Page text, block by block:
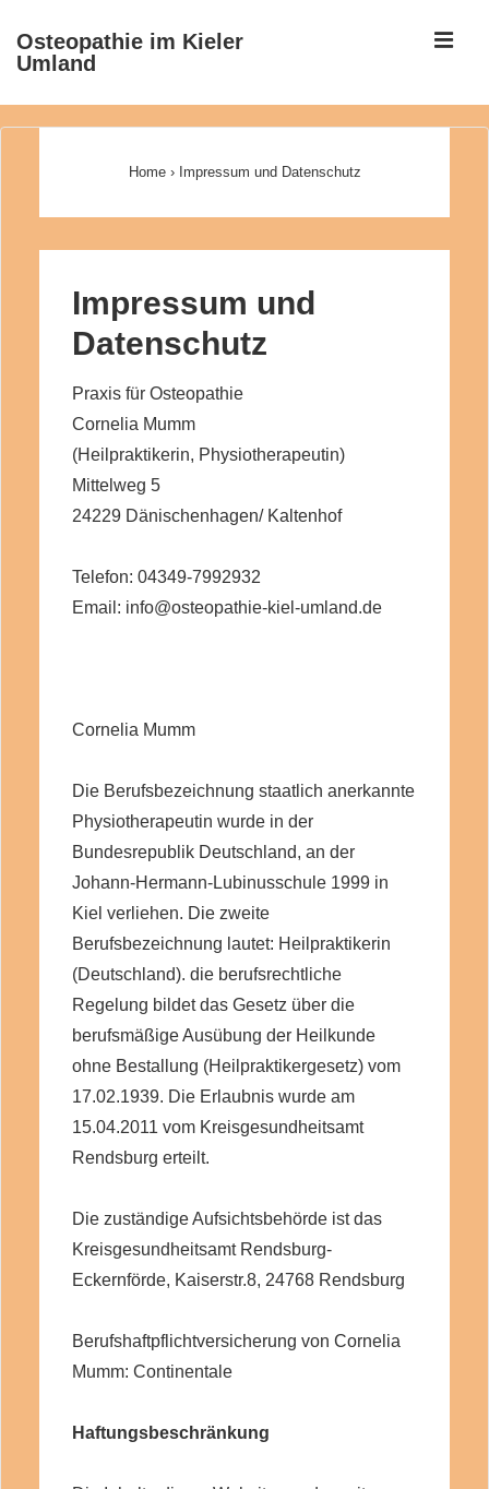
Zum
Inhalt
Osteopathie im Kieler
Umland
Main
NavigationHome › Impressum und Datenschutz
Impressum und
Datenschutz
Praxis für Osteopathie
Cornelia Mumm
(Heilpraktikerin, Physiotherapeutin)
Mittelweg 5
24229 Dänischenhagen/ Kaltenhof
Telefon: 04349-7992932
Email: info@osteopathie-kiel-umland.de
Cornelia Mumm
Die Berufsbezeichnung staatlich anerkannte
Physiotherapeutin wurde in der
Bundesrepublik Deutschland, an der
Johann-Hermann-Lubinusschule 1999 in
Kiel verliehen. Die zweite
Berufsbezeichnung lautet: Heilpraktikerin
(Deutschland). die berufsrechtliche
Regelung bildet das Gesetz über die
berufsmäßige Ausübung der Heilkunde
ohne Bestallung (Heilpraktikergesetz) vom
17.02.1939. Die Erlaubnis wurde am
15.04.2011 vom Kreisgesundheitsamt
Rendsburg erteilt.
Die zuständige Aufsichtsbehörde ist das
Kreisgesundheitsamt Rendsburg-
Eckernförde, Kaiserstr.8, 24768 Rendsburg
Berufshaftpflichtversicherung von Cornelia
Mumm: Continentale
Haftungsbeschränkung